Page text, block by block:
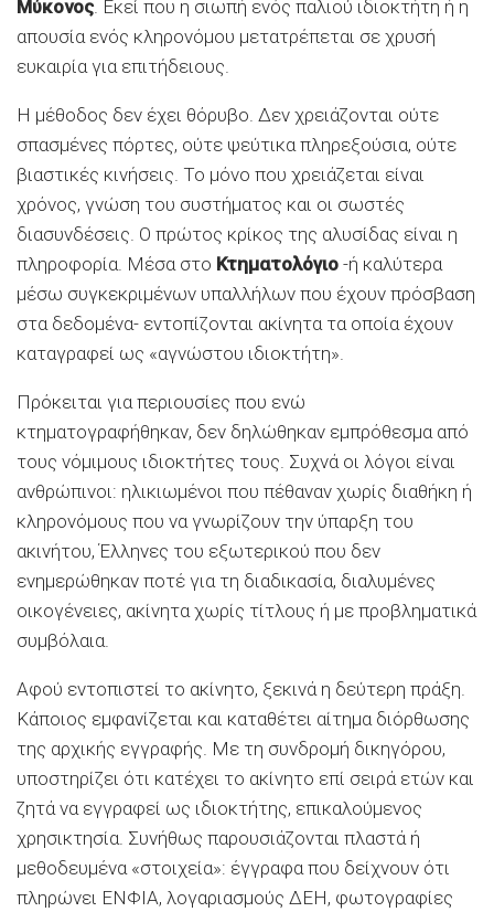
Μύκονος. Εκεί που η σιωπή ενός παλιού ιδιοκτήτη ή η
απουσία ενός κληρονόμου μετατρέπεται σε χρυσή
ευκαιρία για επιτήδειους.
Η μέθοδος δεν έχει θόρυβο. Δεν χρειάζονται ούτε
σπασμένες πόρτες, ούτε ψεύτικα πληρεξούσια, ούτε
βιαστικές κινήσεις. Το μόνο που χρειάζεται είναι
χρόνος, γνώση του συστήματος και οι σωστές
διασυνδέσεις. Ο πρώτος κρίκος της αλυσίδας είναι η
πληροφορία. Μέσα στο Κτηματολόγιο -ή καλύτερα
μέσω συγκεκριμένων υπαλλήλων που έχουν πρόσβαση
στα δεδομένα- εντοπίζονται ακίνητα τα οποία έχουν
καταγραφεί ως «αγνώστου ιδιοκτήτη».
Πρόκειται για περιουσίες που ενώ
κτηματογραφήθηκαν, δεν δηλώθηκαν εμπρόθεσμα από
τους νόμιμους ιδιοκτήτες τους. Συχνά οι λόγοι είναι
ανθρώπινοι: ηλικιωμένοι που πέθαναν χωρίς διαθήκη ή
κληρονόμους που να γνωρίζουν την ύπαρξη του
ακινήτου, Έλληνες του εξωτερικού που δεν
ενημερώθηκαν ποτέ για τη διαδικασία, διαλυμένες
οικογένειες, ακίνητα χωρίς τίτλους ή με προβληματικά
συμβόλαια.
Αφού εντοπιστεί το ακίνητο, ξεκινά η δεύτερη πράξη.
Κάποιος εμφανίζεται και καταθέτει αίτημα διόρθωσης
της αρχικής εγγραφής. Με τη συνδρομή δικηγόρου,
υποστηρίζει ότι κατέχει το ακίνητο επί σειρά ετών και
ζητά να εγγραφεί ως ιδιοκτήτης, επικαλούμενος
χρησικτησία. Συνήθως παρουσιάζονται πλαστά ή
μεθοδευμένα «στοιχεία»: έγγραφα που δείχνουν ότι
πληρώνει ΕΝΦΙΑ, λογαριασμούς ΔΕΗ, φωτογραφίες